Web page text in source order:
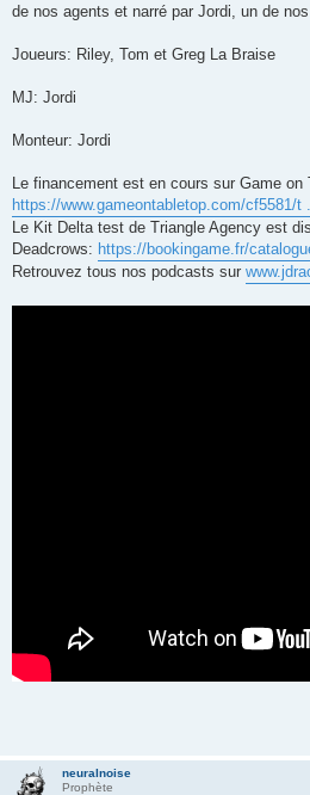
de nos agents et narré par Jordi, un de
Joueurs: Riley, Tom et Greg La Braise
MJ: Jordi
Monteur: Jordi
Le financement est en cours sur Game on
https://www.gameontabletop.com/cf5581/t
Le Kit Delta test de Triangle Agency est
Deadcrows: https://bookingame.fr/
Retrouvez tous nos podcasts sur
neuralnoise
Prophète